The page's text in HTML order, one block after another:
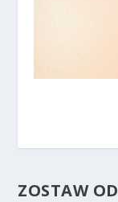
ZOSTAW